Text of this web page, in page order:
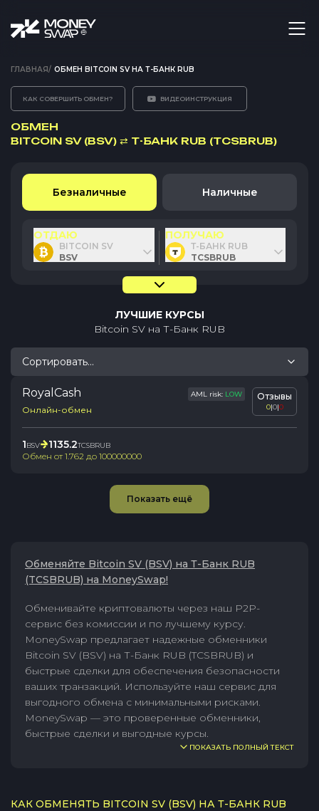
ГЛАВНАЯ/ ОБМЕН BITCOIN SV НА Т-БАНК RUB
КАК СОВЕРШИТЬ ОБМЕН? ВИДЕОИНСТРУКЦИЯ
ОБМЕН
BITCOIN SV (BSV) ⇄ Т-БАНК RUB (TCSBRUB)
Безналичные Наличные
ОТДАЮ
BITCOIN SV
BSV
ПОЛУЧАЮ
Т-БАНК RUB
TCSBRUB
ЛУЧШИЕ КУРСЫ
Bitcoin SV на Т-Банк RUB
Сортировать...
RoyalCash AML risk: LOW
Онлайн-обмен
Отзывы
0|0|0
1BSV 1135.2TCSBRUB
Обмен от1.762 до 100000000
Показать ещё
Обменяйте Bitcoin SV (BSV) на Т-Банк RUB
(TCSBRUB) на MoneySwap!
Обменивайте криптовалюты через наш P2P-
сервис без комиссии и по лучшему курсу.
MoneySwap предлагает надежные обменники
Bitcoin SV (BSV) на Т-Банк RUB (TCSBRUB) и
быстрые сделки для обеспечения безопасности
ваших транзакций. Используйте наш сервис для
выгодного обмена с минимальными рисками.
MoneySwap — это проверенные обменники,
быстрые сделки и выгодные курсы.
ПОКАЗАТЬ ПОЛНЫЙ ТЕКСТ
КАК ОБМЕНЯТЬ BITCOIN SV (BSV) НА Т-БАНК RUB